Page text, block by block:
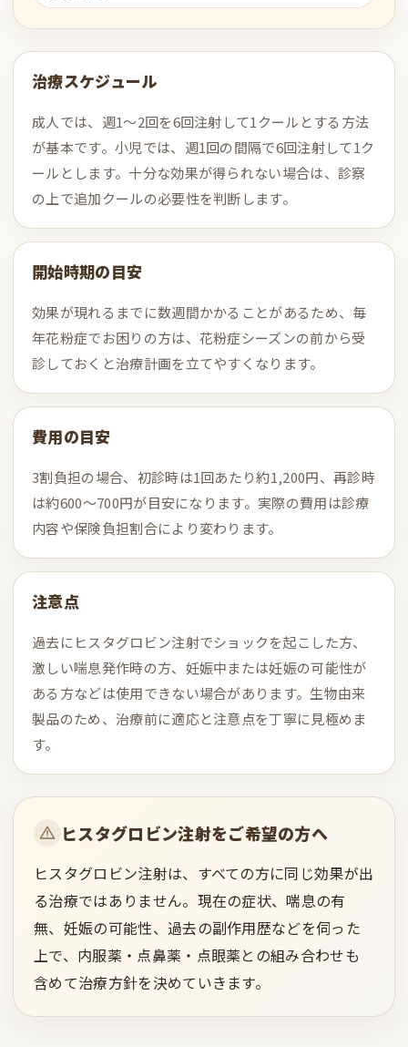
治療スケジュール
成人では、週1〜2回を6回注射して1クールとする方法
が基本です。小児では、週1回の間隔で6回注射して1ク
ールとします。十分な効果が得られない場合は、診察
の上で追加クールの必要性を判断します。
開始時期の目安
効果が現れるまでに数週間かかることがあるため、毎
年花粉症でお困りの方は、花粉症シーズンの前から受
診しておくと治療計画を立てやすくなります。
費用の目安
3割負担の場合、初診時は1回あたり約1,200円、再診時
は約600〜700円が目安になります。実際の費用は診療
内容や保険負担割合により変わります。
注意点
過去にヒスタグロビン注射でショックを起こした方、
激しい喘息発作時の方、妊娠中または妊娠の可能性が
ある方などは使用できない場合があります。生物由来
製品のため、治療前に適応と注意点を丁寧に見極めま
す。
ヒスタグロビン注射をご希望の方へ
ヒスタグロビン注射は、すべての方に同じ効果が出
る治療ではありません。現在の症状、喘息の有
無、妊娠の可能性、過去の副作用歴などを伺った
上で、内服薬・点鼻薬・点眼薬との組み合わせも
含めて治療方針を決めていきます。